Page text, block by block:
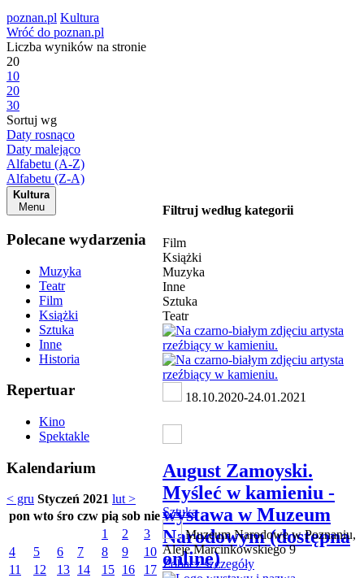
poznan.pl Kultura
Wróć do poznan.pl
Liczba wyników na stronie
20
10
20
30
Sortuj wg
Daty rosnąco
Daty malejąco
Alfabetu (A-Z)
Alfabetu (Z-A)
Kultura
Menu
Polecane wydarzenia
Muzyka
Teatr
Film
Książki
Sztuka
Inne
Historia
Repertuar
Kino
Spektakle
Kalendarium
< gru Styczeń 2021 lut >
pon wto śro czw pią sob nie
1
2
3
4
5 6 7 8 9
10
11
12 13 14 15 16
17
Filtruj według kategorii
Film
Książki
Muzyka
Inne
Sztuka
Teatr
18.10.2020-24.01.2021
August Zamoyski.
Myśleć w kamieniu -
wystawa w Muzeum
Narodowym (dostępna
online)
Sztuka
Muzeum Narodowe w Poznaniu,
Aleje Marcinkowskiego 9
Zobacz szczegóły